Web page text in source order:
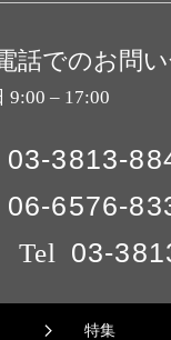
話でのお問
9:00 – 17:00
03-3813-
06-6576-
Tel 03-
特集